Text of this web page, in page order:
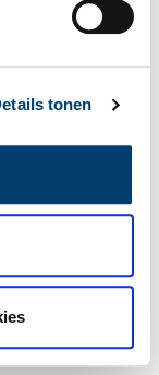
tonen